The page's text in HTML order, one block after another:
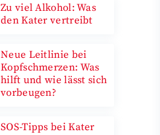
Zu viel Alkohol: Was
den Kater vertreibt
Neue Leitlinie bei
Kopfschmerzen: Was
hilft und wie lässt sich
vorbeugen?
SOS-Tipps bei Kater